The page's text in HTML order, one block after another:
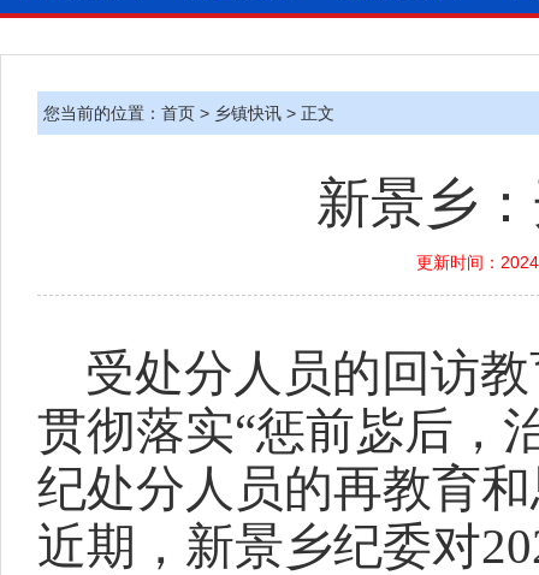
您当前的位置： 首页 > 乡镇快讯 > 正文
新景乡
更新时间：
受处分人员的回访
贯彻落实“惩前毖后，
纪处分人员的再教育
近期，新景乡纪委对